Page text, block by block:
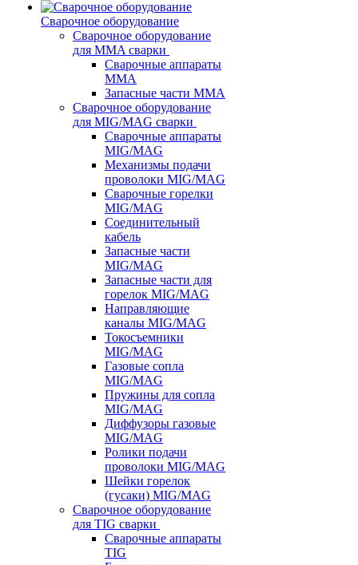
Сварочное оборудование
Сварочное оборудование
для MMA сварки
Сварочные аппараты
MMA
Запасные части MMA
Сварочное оборудование
для MIG/MAG сварки
Сварочные аппараты
MIG/MAG
Механизмы подачи
проволоки MIG/MAG
Сварочные горелки
MIG/MAG
Соединительный
кабель
Запасные части
MIG/MAG
Запасные части для
горелок MIG/MAG
Направляющие
каналы MIG/MAG
Токосъемники
MIG/MAG
Газовые сопла
MIG/MAG
Пружины для сопла
MIG/MAG
Диффузоры газовые
MIG/MAG
Ролики подачи
проволоки MIG/MAG
Шейки горелок
(гусаки) MIG/MAG
Сварочное оборудование
для TIG сварки
Сварочные аппараты
TIG